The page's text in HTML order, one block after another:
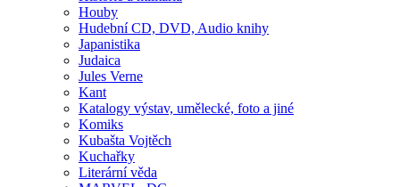
Houby
Hudební CD, DVD, Audio knihy
Japanistika
Judaica
Jules Verne
Kant
Katalogy výstav, umělecké, foto a jiné
Komiks
Kubašta Vojtěch
Kuchařky
Literární věda